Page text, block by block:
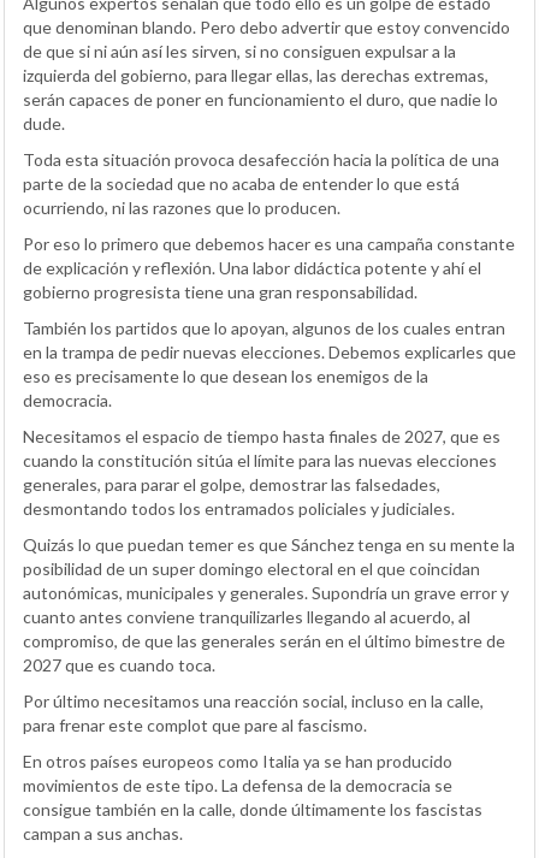
que denominan blando. Pero debo advertir que estoy convencido
de que si ni aún así les sirven, si no consiguen expulsar a la
izquierda del gobierno, para llegar ellas, las derechas extremas,
serán capaces de poner en funcionamiento el duro, que nadie lo
dude.
Toda esta situación provoca desafección hacia la política de una
parte de la sociedad que no acaba de entender lo que está
ocurriendo, ni las razones que lo producen.
Por eso lo primero que debemos hacer es una campaña constante
de explicación y reflexión. Una labor didáctica potente y ahí el
gobierno progresista tiene una gran responsabilidad.
También los partidos que lo apoyan, algunos de los cuales entran
en la trampa de pedir nuevas elecciones. Debemos explicarles que
eso es precisamente lo que desean los enemigos de la
democracia.
Necesitamos el espacio de tiempo hasta finales de 2027, que es
cuando la constitución sitúa el límite para las nuevas elecciones
generales, para parar el golpe, demostrar las falsedades,
desmontando todos los entramados policiales y judiciales.
Quizás lo que puedan temer es que Sánchez tenga en su mente la
posibilidad de un super domingo electoral en el que coincidan
autonómicas, municipales y generales. Supondría un grave error y
cuanto antes conviene tranquilizarles llegando al acuerdo, al
compromiso, de que las generales serán en el último bimestre de
2027 que es cuando toca.
Por último necesitamos una reacción social, incluso en la calle,
para frenar este complot que pare al fascismo.
En otros países europeos como Italia ya se han producido
movimientos de este tipo. La defensa de la democracia se
consigue también en la calle, donde últimamente los fascistas
campan a sus anchas.